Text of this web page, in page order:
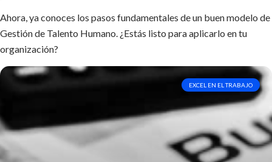
Ahora, ya conoces los pasos fundamentales de un buen modelo de
Gestión de Talento Humano. ¿Estás listo para aplicarlo en tu
organización?
EXCEL EN EL TRABAJO